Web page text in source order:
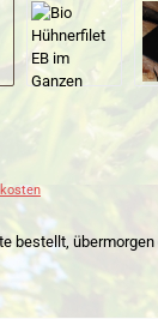
bestellt,